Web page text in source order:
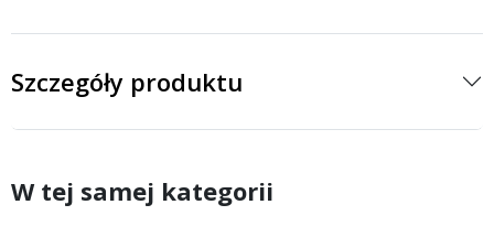
Szczegóły produktu
W tej samej kategorii